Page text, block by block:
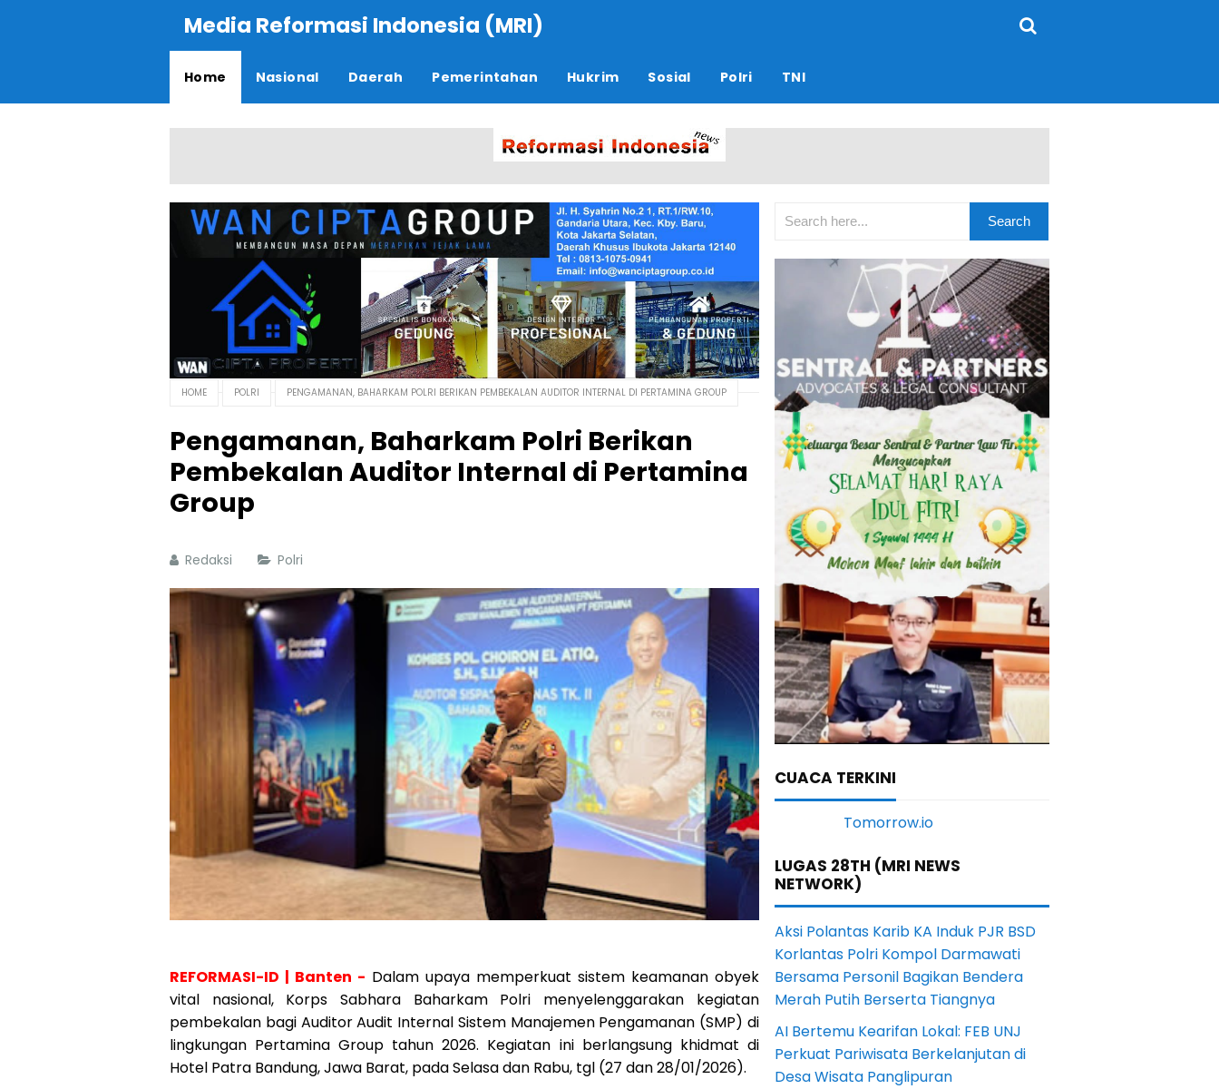
Media Reformasi Indonesia (MRI)
Home Nasional Daerah Pemerintahan Hukrim Sosial Polri TNI
HOME POLRI PENGAMANAN, BAHARKAM POLRI BERIKAN PEMBEKALAN AUDITOR INTERNAL DI PERTAMINA GROUP
Pengamanan, Baharkam Polri Berikan
Pembekalan Auditor Internal di Pertamina
Group
Redaksi Polri
REFORMASI-ID | Banten - Dalam upaya memperkuat sistem keamanan obyek
vital nasional, Korps Sabhara Baharkam Polri menyelenggarakan kegiatan
pembekalan bagi Auditor Audit Internal Sistem Manajemen Pengamanan (SMP) di
lingkungan Pertamina Group tahun 2026. Kegiatan ini berlangsung khidmat di
Hotel Patra Bandung, Jawa Barat, pada Selasa dan Rabu, tgl (27 dan 28/01/2026).
CUACA TERKINI
LUGAS 28TH (MRI NEWS
NETWORK)
Aksi Polantas Karib KA Induk PJR BSD
Korlantas Polri Kompol Darmawati
Bersama Personil Bagikan Bendera
Merah Putih Berserta Tiangnya
AI Bertemu Kearifan Lokal: FEB UNJ
Perkuat Pariwisata Berkelanjutan di
Desa Wisata Panglipuran